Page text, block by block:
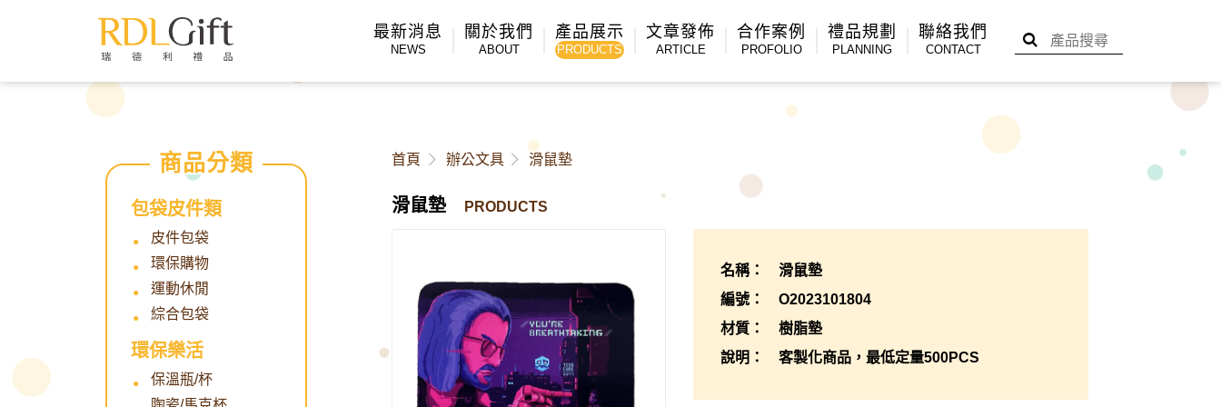
最新消息
NEWS
關於我們
ABOUT
產品展示
PRODUCTS
文章發佈
ARTICLE
合作案例
PROFOLIO
禮品規劃
PLANNING
聯絡我們
CONTACT
包袋皮件類
皮件包袋
環保購物
運動休閒
綜合包袋
環保樂活
保溫瓶/杯
首頁 辦公文具 滑鼠墊
滑鼠墊 PRODUCTS
名稱： 滑鼠墊
編號： O2023101804
材質： 樹脂墊
說明： 客製化商品，最低定量500PCS